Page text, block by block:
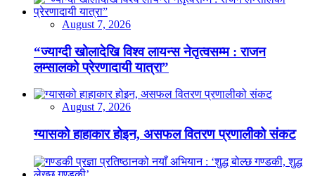
August 7, 2026
“ज्याग्दी खोलादेखि विश्व लायन्स नेतृत्वसम्म : राजन
लम्सालको प्रेरणादायी यात्रा”
August 7, 2026
ग्यासको हाहाकार होइन, असफल वितरण प्रणालीको संकट